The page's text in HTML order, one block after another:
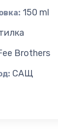
150 ml
Brothers
САЩ